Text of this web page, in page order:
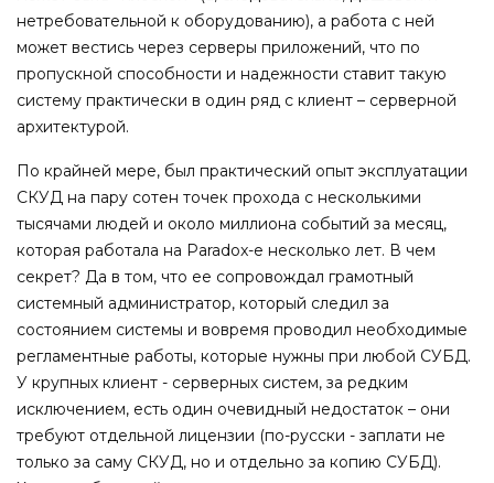
нетребовательной к оборудованию), а работа с ней
может вестись через серверы приложений, что по
пропускной способности и надежности ставит такую
систему практически в один ряд с клиент – серверной
архитектурой.
По крайней мере, был практический опыт эксплуатации
СКУД на пару сотен точек прохода с несколькими
тысячами людей и около миллиона событий за месяц,
которая работала на Paradox-е несколько лет. В чем
секрет? Да в том, что ее сопровождал грамотный
системный администратор, который следил за
состоянием системы и вовремя проводил необходимые
регламентные работы, которые нужны при любой СУБД.
У крупных клиент - серверных систем, за редким
исключением, есть один очевидный недостаток – они
требуют отдельной лицензии (по-русски - заплати не
только за саму СКУД, но и отдельно за копию СУБД).